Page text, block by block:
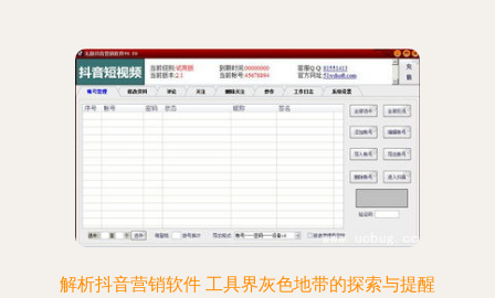
解析抖音营销软件 工具界灰色地带的探索与提醒